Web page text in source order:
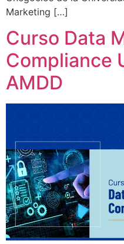
Marketing […]
Curso Data
Compliance
AMDD